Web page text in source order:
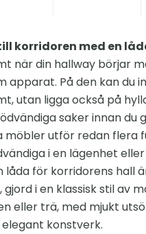
korridoren med en
när din hallway börjar
apparat. På den kan du
utan ligga också på
saker innan du
möbler utför redan flera
i en lägenhet
låda för korridorens hall
gjord i en klassisk stil av
eller trä, med mjukt
konstverk.